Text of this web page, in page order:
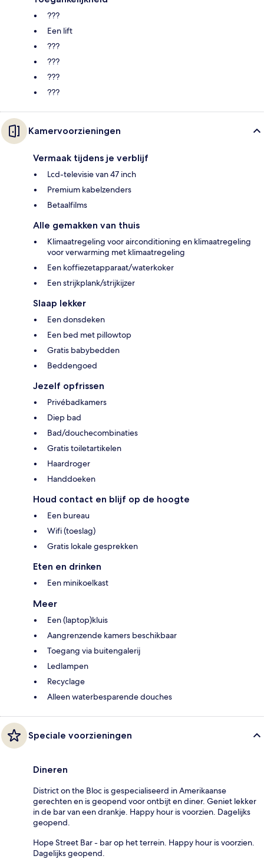
???
Een lift
???
???
???
???
Kamervoorzieningen
Vermaak tijdens je verblijf
Lcd-televisie van 47 inch
Premium kabelzenders
Betaalfilms
Alle gemakken van thuis
Klimaatregeling voor airconditioning en klimaatregeling
voor verwarming met klimaatregeling
Een koffiezetapparaat/waterkoker
Een strijkplank/strijkijzer
Slaap lekker
Een donsdeken
Een bed met pillowtop
Gratis babybedden
Beddengoed
Jezelf opfrissen
Privébadkamers
Diep bad
Bad/douchecombinaties
Gratis toiletartikelen
Haardroger
Handdoeken
Houd contact en blijf op de hoogte
Een bureau
Wifi (toeslag)
Gratis lokale gesprekken
Eten en drinken
Een minikoelkast
Meer
Een (laptop)kluis
Aangrenzende kamers beschikbaar
Toegang via buitengalerij
Ledlampen
Recyclage
Alleen waterbesparende douches
Speciale voorzieningen
Dineren
District on the Bloc is gespecialiseerd in Amerikaanse
gerechten en is geopend voor ontbijt en diner. Geniet lekker
in de bar van een drankje. Happy hour is voorzien. Dagelijks
geopend.
Hope Street Bar - bar op het terrein. Happy hour is voorzien.
Dagelijks geopend.